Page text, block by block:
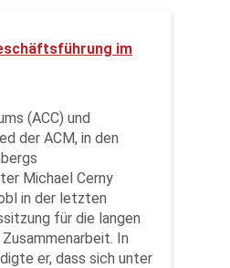
im
(ACC) und
der ACM, in den
Michael Cerny
in der letzten
für die langen
In
er, dass sich unter